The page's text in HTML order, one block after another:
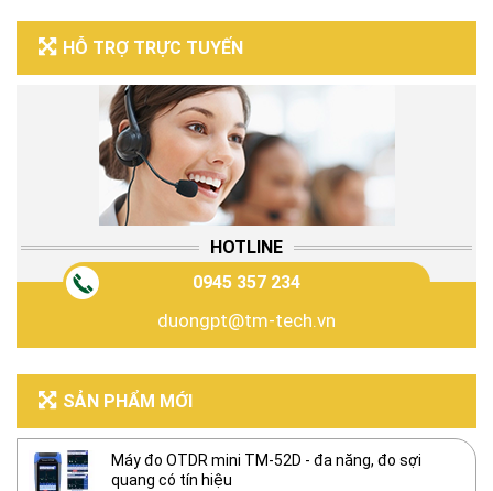
HỖ TRỢ TRỰC TUYẾN
HOTLINE
0945 357 234
duongpt@tm-tech.vn
SẢN PHẨM MỚI
Máy đo OTDR mini TM-52D - đa năng, đo sợi
quang có tín hiệu